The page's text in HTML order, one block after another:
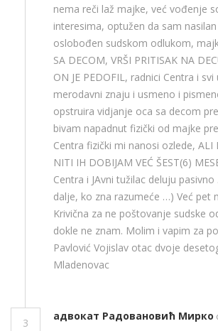
nema reči laž majke, već vođenje
interesima, optužen da sam
oslobođen sudskom odlukom,
SA DECOM, VRŠI PRITISAK NA
ON JE PEDOFIL, radnici Centra i
merodavni znaju i usmeno i
opstruira vidjanje oca sa decom
bivam napadnut fizički od majke
Centra fizički mi nanosi ozlede, ALI
NITI IH DOBIJAM VEĆ ŠEST(6)
Centra i JAvni tužilac deluju
dalje, ko zna razumeće …) Već pet
Krivična za ne poštovanje sudske
dokle ne znam. Molim i vapim za
Pavlović Vojislav otac dvoje
Mladenovac
3
адвокат Радовановић Мирко